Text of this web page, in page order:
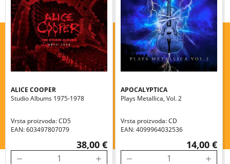
ALICE COOPER
Studio Albums 1975-1978
Vrsta proizvoda: CD5
EAN: 603497807079
38,00 €
APOCALYPTICA
Plays Metallica, Vol. 2
Vrsta proizvoda: CD
EAN: 4099964032536
14,00 €